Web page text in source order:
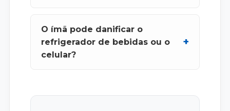
O ímã pode danificar o
refrigerador de bebidas ou o
celular?